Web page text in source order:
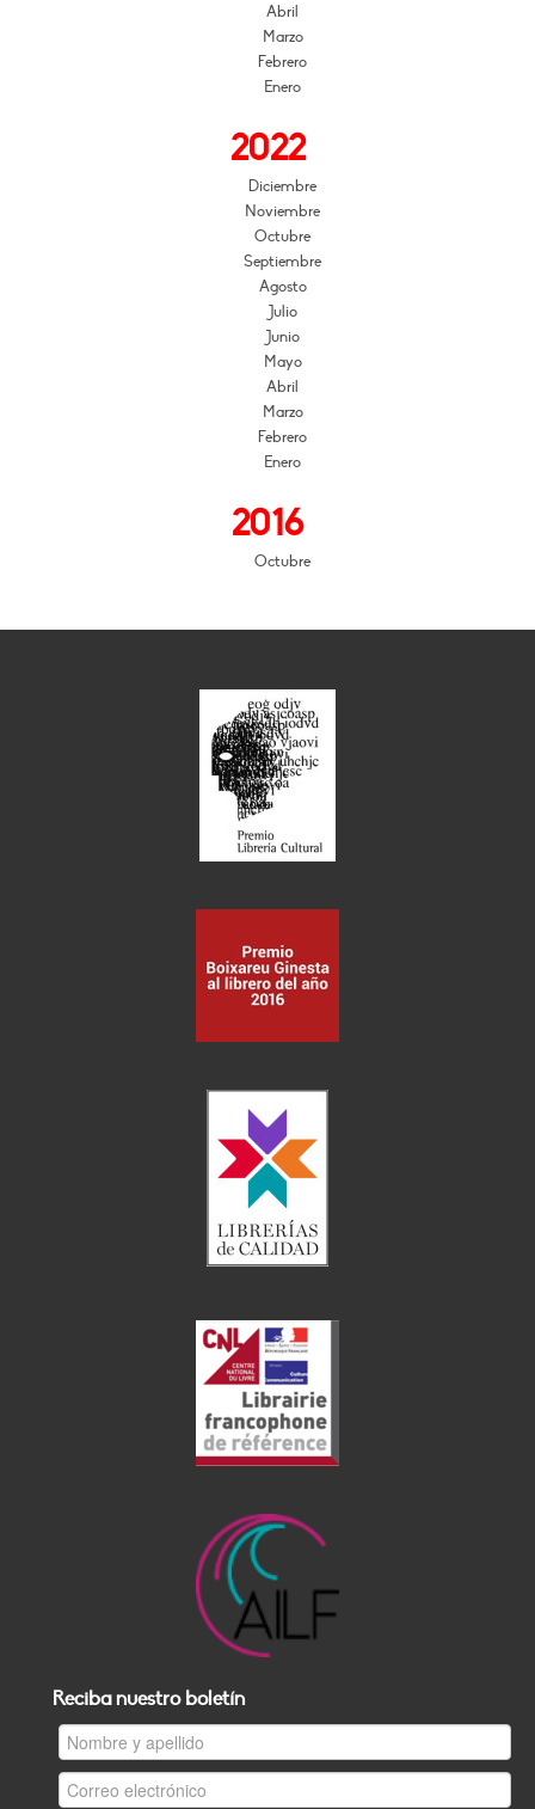
Abril
Marzo
Febrero
Enero
2022
Diciembre
Noviembre
Octubre
Septiembre
Agosto
Julio
Junio
Mayo
Abril
Marzo
Febrero
Enero
2016
Octubre
Reciba nuestro boletín